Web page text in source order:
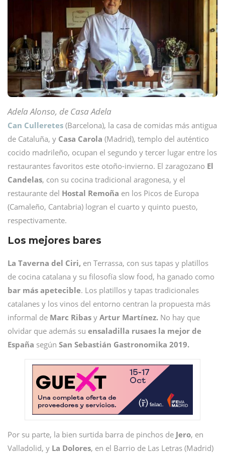
Adela Alonso, de Casa Adela
Can Culleretes (Barcelona), la casa de comidas más antigua
de Cataluña, y Casa Carola (Madrid), templo del auténtico
cocido madrileño, ocupan el segundo y tercer lugar entre los
restaurantes favoritos este otoño-invierno. El zaragozano El
Candelas, con su cocina tradicional aragonesa, y el
restaurante del Hostal Remoña en los Picos de Europa
(Camaleño, Cantabria) logran el cuarto y quinto puesto,
respectivamente.
Los mejores bares
La Taverna del Ciri, en Terrassa, con sus tapas y platillos
de cocina catalana y su filosofía slow food, ha ganado como
bar más apetecible. Los platillos y tapas tradicionales
catalanes y los vinos del entorno centran la propuesta más
informal de Marc Ribas y Artur Martínez. No hay que
olvidar que además su ensaladilla rusaes la mejor de
España según San Sebastián Gastronomika 2019.
Por su parte, la bien surtida barra de pinchos de Jero, en
Valladolid, y La Dolores, en el Barrio de Las Letras (Madrid)